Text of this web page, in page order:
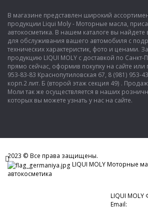
В магазине представлен широкий
продукции Liqui Moly - Моторные масла,
автокосметика. В нашем каталоге вы
для обслуживания вашего автомобиля с
технических характеристик, фото и ценами.
продукцию LIQUI MOLY с доставкой по
прямо сейчас, оформив покупку на сайте или
953-83-83 Краснопутиловская 67, 8 (981) 953-
корп.2 лит. Б (второй этаж секция 49) .
Моли так же осуществляется в наших
которых вы можете узнать у нас на сайте.
2023 © Все права защищены.
LIQUI MOLY Моторные
автокосметика
LIQUI
Email: